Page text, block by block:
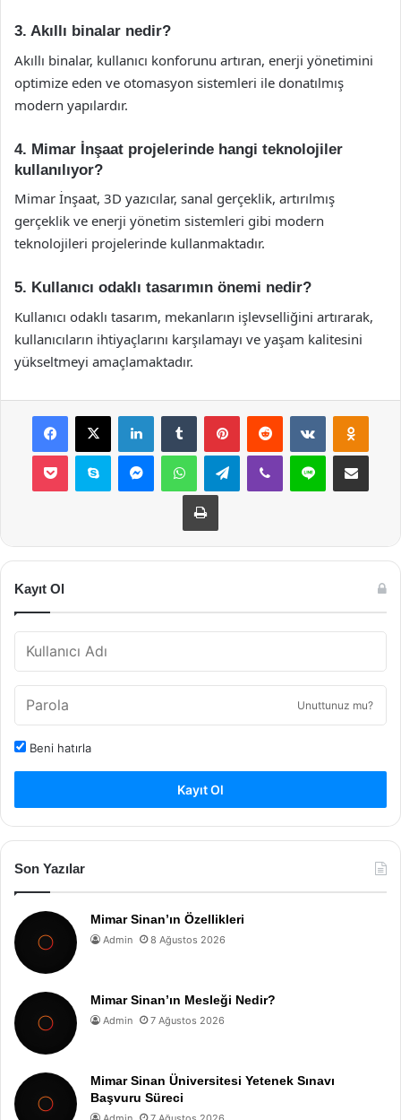
3. Akıllı binalar nedir?
Akıllı binalar, kullanıcı konforunu artıran, enerji yönetimini
optimize eden ve otomasyon sistemleri ile donatılmış
modern yapılardır.
4. Mimar İnşaat projelerinde hangi teknolojiler
kullanılıyor?
Mimar İnşaat, 3D yazıcılar, sanal gerçeklik, artırılmış
gerçeklik ve enerji yönetim sistemleri gibi modern
teknolojileri projelerinde kullanmaktadır.
5. Kullanıcı odaklı tasarımın önemi nedir?
Kullanıcı odaklı tasarım, mekanların işlevselliğini artırarak,
kullanıcıların ihtiyaçlarını karşılamayı ve yaşam kalitesini
yükseltmeyi amaçlamaktadır.
Facebook
X LinkedInTumblr PinterestReddit VKontakte
Pocket Skype MessengerWhatsAppTelegramViber Line E-Posta ile
Yazdır
Kayıt Ol
Unuttunuz mu?
Beni hatırla
Kayıt Ol
Son Yazılar
Mimar Sinan’ın Özellikleri
Admin 8 Ağustos 2026
Mimar Sinan’ın Mesleği Nedir?
Admin 7 Ağustos 2026
Mimar Sinan Üniversitesi Yetenek Sınavı
Başvuru Süreci